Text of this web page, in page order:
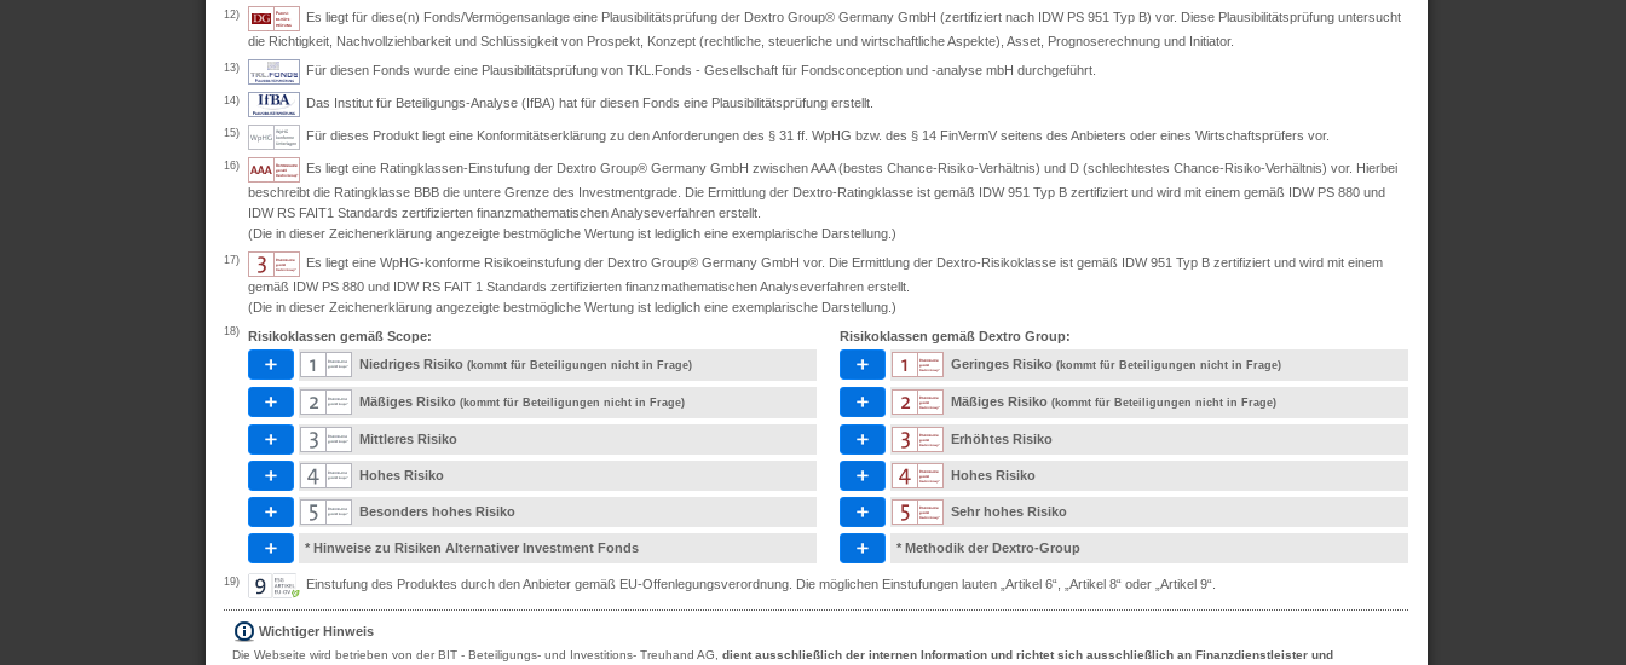
12)
Es liegt für diese(n) Fonds/Vermögensanlage eine Plausibilitätsprüfung der Dextro Group® Germany GmbH (zertifiziert nach IDW PS 951 Typ B) vor. Diese Plausibilitätsprüfung untersucht
die Richtigkeit, Nachvollziehbarkeit und Schlüssigkeit von Prospekt, Konzept (rechtliche, steuerliche und wirtschaftliche Aspekte), Asset, Prognoserechnung und Initiator.
13) Für diesen Fonds wurde eine Plausibilitätsprüfung von TKL.Fonds - Gesellschaft für Fondsconception und -analyse mbH durchgeführt.
14) Das Institut für Beteiligungs-Analyse (IfBA) hat für diesen Fonds eine Plausibilitätsprüfung erstellt.
15) Für dieses Produkt liegt eine Konformitätserklärung zu den Anforderungen des § 31 ff. WpHG bzw. des § 14 FinVermV seitens des Anbieters oder eines Wirtschaftsprüfers vor.
16)
Es liegt eine Ratingklassen-Einstufung der Dextro Group® Germany GmbH zwischen AAA (bestes Chance-Risiko-Verhältnis) und D (schlechtestes Chance-Risiko-Verhältnis) vor. Hierbei
beschreibt die Ratingklasse BBB die untere Grenze des Investmentgrade. Die Ermittlung der Dextro-Ratingklasse ist gemäß IDW 951 Typ B zertifiziert und wird mit einem gemäß IDW PS 880 und
IDW RS FAIT1 Standards zertifizierten finanzmathematischen Analyseverfahren erstellt.
(Die in dieser Zeichenerklärung angezeigte bestmögliche Wertung ist lediglich eine exemplarische Darstellung.)
17)
Es liegt eine WpHG-konforme Risikoeinstufung der Dextro Group® Germany GmbH vor. Die Ermittlung der Dextro-Risikoklasse ist gemäß IDW 951 Typ B zertifiziert und wird mit einem
gemäß IDW PS 880 und IDW RS FAIT 1 Standards zertifizierten finanzmathematischen Analyseverfahren erstellt.
(Die in dieser Zeichenerklärung angezeigte bestmögliche Wertung ist lediglich eine exemplarische Darstellung.)
18)
Risikoklassen gemäß Scope:
Niedriges Risiko (kommt für Beteiligungen nicht in Frage)
Mäßiges Risiko (kommt für Beteiligungen nicht in Frage)
Mittleres Risiko
Hohes Risiko
Besonders hohes Risiko
* Hinweise zu Risiken Alternativer Investment Fonds
Risikoklassen gemäß Dextro Group:
Geringes Risiko(kommt für Beteiligungen nicht in Frage)
Mäßiges Risiko(kommt für Beteiligungen nicht in Frage)
Erhöhtes Risiko
Hohes Risiko
Sehr hohes Risiko
* Methodik der Dextro-Group
19) Einstufung des Produktes durch den Anbieter gemäß EU-Offenlegungsverordnung. Die möglichen Einstufungen lauten „Artikel 6“, „Artikel 8“ oder „Artikel 9“.
Wichtiger Hinweis
Die Webseite wird betrieben von der BIT - Beteiligungs- und Investitions- Treuhand AG, dient ausschließlich der internen Information und richtet sich ausschließlich an Finanzdienstleister und